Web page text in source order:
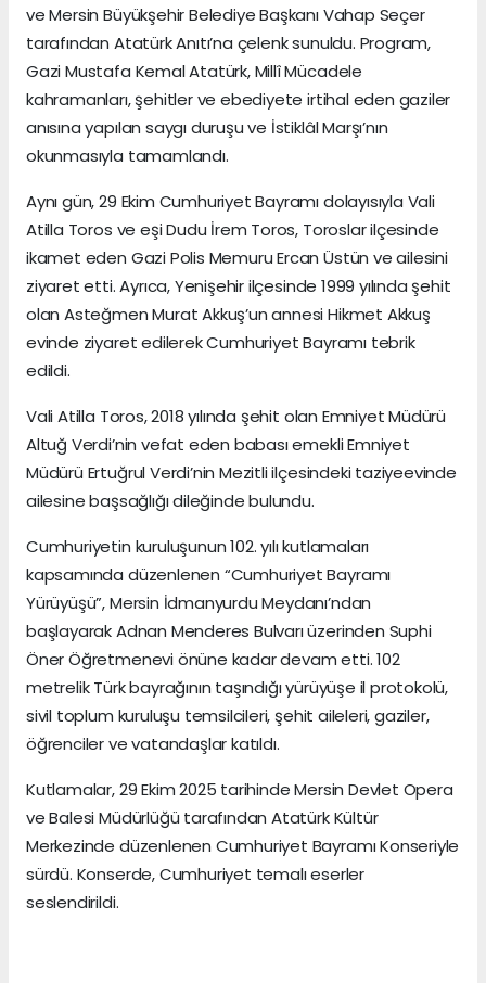
ve Mersin Büyükşehir Belediye Başkanı Vahap Seçer
tarafından Atatürk Anıtı’na çelenk sunuldu. Program,
Gazi Mustafa Kemal Atatürk, Millî Mücadele
kahramanları, şehitler ve ebediyete irtihal eden gaziler
anısına yapılan saygı duruşu ve İstiklâl Marşı’nın
okunmasıyla tamamlandı.
Aynı gün, 29 Ekim Cumhuriyet Bayramı dolayısıyla Vali
Atilla Toros ve eşi Dudu İrem Toros, Toroslar ilçesinde
ikamet eden Gazi Polis Memuru Ercan Üstün ve ailesini
ziyaret etti. Ayrıca, Yenişehir ilçesinde 1999 yılında şehit
olan Asteğmen Murat Akkuş’un annesi Hikmet Akkuş
evinde ziyaret edilerek Cumhuriyet Bayramı tebrik
edildi.
Vali Atilla Toros, 2018 yılında şehit olan Emniyet Müdürü
Altuğ Verdi’nin vefat eden babası emekli Emniyet
Müdürü Ertuğrul Verdi’nin Mezitli ilçesindeki taziyeevinde
ailesine başsağlığı dileğinde bulundu.
Cumhuriyetin kuruluşunun 102. yılı kutlamaları
kapsamında düzenlenen “Cumhuriyet Bayramı
Yürüyüşü”, Mersin İdmanyurdu Meydanı’ndan
başlayarak Adnan Menderes Bulvarı üzerinden Suphi
Öner Öğretmenevi önüne kadar devam etti. 102
metrelik Türk bayrağının taşındığı yürüyüşe il protokolü,
sivil toplum kuruluşu temsilcileri, şehit aileleri, gaziler,
öğrenciler ve vatandaşlar katıldı.
Kutlamalar, 29 Ekim 2025 tarihinde Mersin Devlet Opera
ve Balesi Müdürlüğü tarafından Atatürk Kültür
Merkezinde düzenlenen Cumhuriyet Bayramı Konseriyle
sürdü. Konserde, Cumhuriyet temalı eserler
seslendirildi.